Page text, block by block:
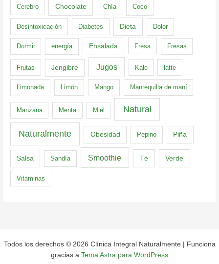
Cerebro Chocolate Chía Coco
Desintoxicación Diabetes Dieta Dolor
Dormir energía Ensalada Fresa Fresas
Frutas Jengibre Jugos Kale latte
Limonada Limón Mango Mantequilla de maní
Manzana Menta Miel Natural
Naturalmente Obesidad Pepino Piña
Salsa Sandía Smoothie Té Verde
Vitaminas
Todos los derechos © 2026 Clínica Integral Naturalmente | Funciona
gracias a Tema Astra para WordPress